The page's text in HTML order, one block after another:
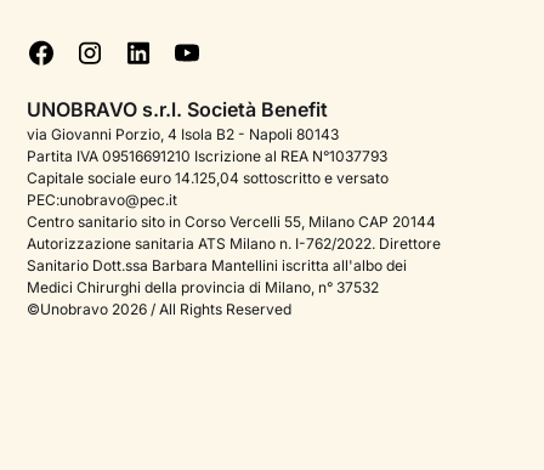
Podcast di psicologia
Corporate
Psicologo italiano all'estero
Approfondimenti sulla salute mentale
Sala stampa
Cookie policy
Gestisci cookie
UNOBRAVO s.r.l. Società Benefit
via Giovanni Porzio, 4 Isola B2 - Napoli 80143
Partita IVA 09516691210 Iscrizione al REA N°1037793
Capitale sociale euro 14.125,04 sottoscritto e versato
PEC:unobravo@pec.it
Centro sanitario sito in Corso Vercelli 55, Milano CAP 20144
Autorizzazione sanitaria ATS Milano n. I-762/2022. Direttore
Sanitario Dott.ssa Barbara Mantellini iscritta all'albo dei
Medici Chirurghi della provincia di Milano, n° 37532
©Unobravo 2026 / All Rights Reserved